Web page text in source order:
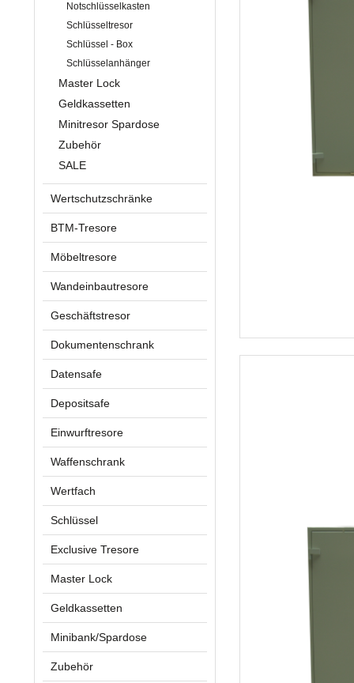
Notschlüsselkasten
Schlüsseltresor
Schlüssel - Box
Schlüsselanhänger
Master Lock
Geldkassetten
Minitresor Spardose
Zubehör
SALE
Wertschutzschränke
BTM-Tresore
Möbeltresore
Wandeinbautresore
Geschäftstresor
Dokumentenschrank
Datensafe
Depositsafe
Einwurftresore
Waffenschrank
Wertfach
Schlüssel
Exclusive Tresore
Master Lock
Geldkassetten
Minibank/Spardose
Zubehör